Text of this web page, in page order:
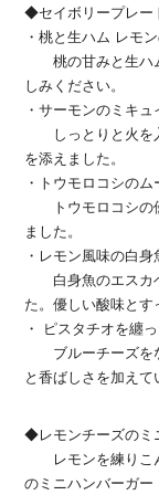
◆セイボリープレー
・桃と生ハム レモ
桃の甘みと生ハム
しみください。
・サーモンのミキ
しっとりと火を入
を添えました。
・トウモロコシの
トウモロコシの優
ました。
・レモン風味の白
白身魚のエスカベ
た。優しい酸味とす
・ ピスタチオを纏
ブルーチーズをな
と香ばしさを加えて
◆レモンチーズのミ
レモンを練りこん
のミニハンバーガー